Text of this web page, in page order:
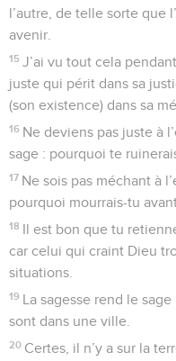
l’autre, de telle sorte que
avenir.
15 J’ai vu tout cela
juste qui périt dans sa
(son existence) dans sa
16 Ne deviens pas juste à
sage : pourquoi te
17 Ne sois pas méchant à
pourquoi mourrais-tu
18 Il est bon que tu
car celui qui craint Dieu
situations.
19 La sagesse rend le
sont dans une ville.
20 Certes, il n’y a sur la